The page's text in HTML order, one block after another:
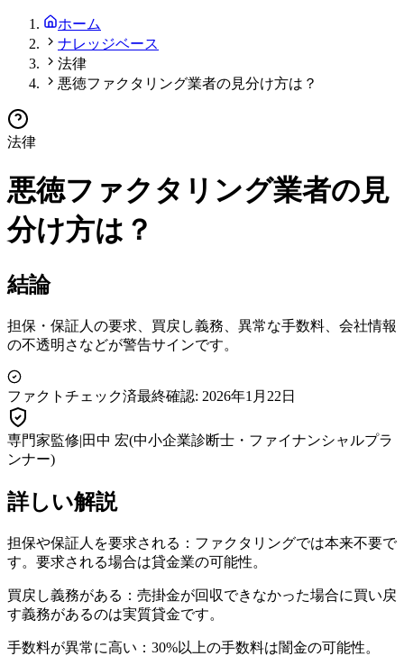
ホーム
ナレッジベース
法律
悪徳ファクタリング業者の見分け方は？
法律
悪徳ファクタリング業者の見
分け方は？
結論
担保・保証人の要求、買戻し義務、異常な手数料、会社情報
の不透明さなどが警告サインです。
ファクトチェック済最終確認: 2026年1月22日
専門家監修|田中 宏(中小企業診断士・ファイナンシャルプラ
ンナー)
詳しい解説
担保や保証人を要求される：ファクタリングでは本来不要で
す。要求される場合は貸金業の可能性。
買戻し義務がある：売掛金が回収できなかった場合に買い戻
す義務があるのは実質貸金です。
手数料が異常に高い：30%以上の手数料は闇金の可能性。